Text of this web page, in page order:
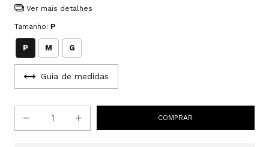
Ver mais detalhes
Tamanho: P
P M G
Guia de medidas